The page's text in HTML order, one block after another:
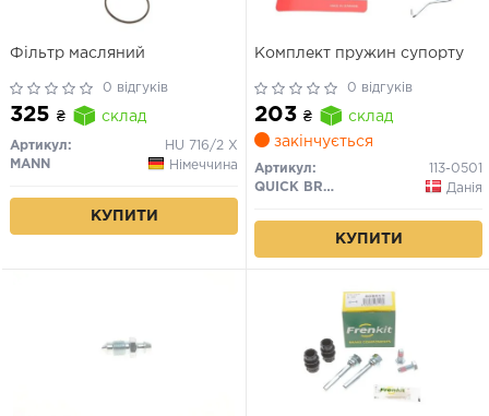
Фільтр масляний
0 відгуків
325 ₴ склад
Артикул:
HU 716/2 X
MANN
Німеччина
КУПИТИ
Комплект пружин супорту
0 відгуків
203 ₴
склад
закінчується
Артикул:
113-0501
QUICK BRAKE
Данія
КУПИТИ